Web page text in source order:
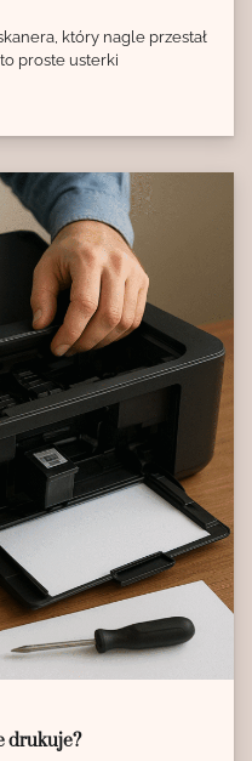
który nagle przestał
proste usterki
drukuje?